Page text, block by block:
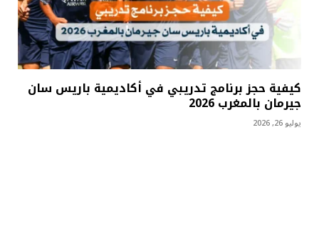
كيفية حجز برنامج تدريبي في أكاديمية باريس سان
جيرمان بالمغرب 2026
يوليو 26, 2026